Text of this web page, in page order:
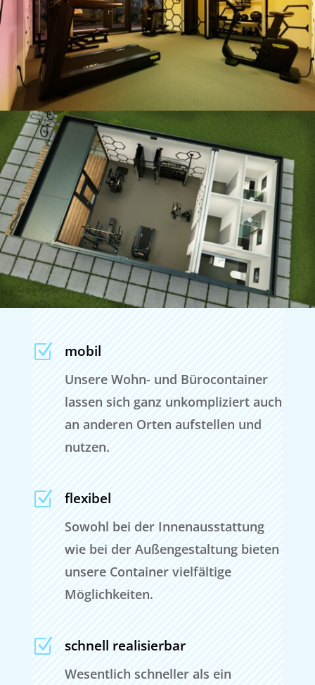
Z mobil
Unsere Wohn- und Bürocontainer
lassen sich ganz unkompliziert auch
an anderen Orten aufstellen und
nutzen.
Z flexibel
Sowohl bei der Innenausstattung
wie bei der Außengestaltung bieten
unsere Container vielfältige
Möglichkeiten.
Z schnell realisierbar
Wesentlich schneller als ein